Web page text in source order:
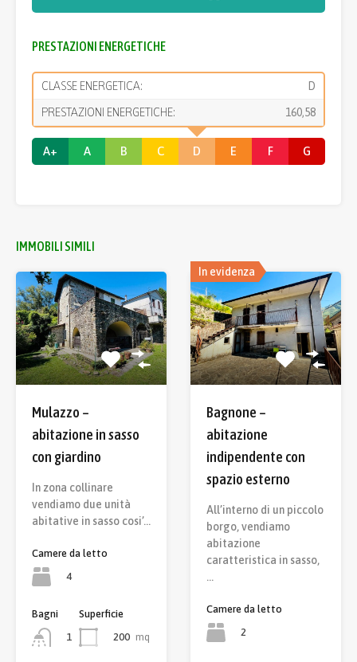
PRESTAZIONI ENERGETICHE
CLASSE ENERGETICA: D
PRESTAZIONI ENERGETICHE: 160,58
A+ A B C D E F G
IMMOBILI SIMILI
Mulazzo –
abitazione in sasso
con giardino
In zona collinare
vendiamo due unità
abitative in sasso cosi’…
Camere da letto
4
Bagni
1
Superficie
200 mq
In evidenza
Bagnone –
abitazione
indipendente con
spazio esterno
All’interno di un piccolo
borgo, vendiamo
abitazione
caratteristica in sasso,
…
Camere da letto
2